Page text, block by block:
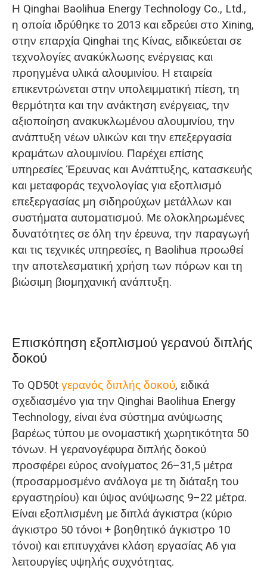
Η Qinghai Baolihua Energy Technology Co., Ltd.,
η οποία ιδρύθηκε το 2013 και εδρεύει στο Xining,
στην επαρχία Qinghai της Κίνας, ειδικεύεται σε
τεχνολογίες ανακύκλωσης ενέργειας και
προηγμένα υλικά αλουμινίου. Η εταιρεία
επικεντρώνεται στην υπολειμματική πίεση, τη
θερμότητα και την ανάκτηση ενέργειας, την
αξιοποίηση ανακυκλωμένου αλουμινίου, την
ανάπτυξη νέων υλικών και την επεξεργασία
κραμάτων αλουμινίου. Παρέχει επίσης
υπηρεσίες Έρευνας και Ανάπτυξης, κατασκευής
και μεταφοράς τεχνολογίας για εξοπλισμό
επεξεργασίας μη σιδηρούχων μετάλλων και
συστήματα αυτοματισμού. Με ολοκληρωμένες
δυνατότητες σε όλη την έρευνα, την παραγωγή
και τις τεχνικές υπηρεσίες, η Baolihua προωθεί
την αποτελεσματική χρήση των πόρων και τη
βιώσιμη βιομηχανική ανάπτυξη.
Επισκόπηση εξοπλισμού γερανού διπλής
δοκού
Το QD50tγερανός διπλής δοκού, ειδικά
σχεδιασμένο για την Qinghai Baolihua Energy
Technology, είναι ένα σύστημα ανύψωσης
βαρέως τύπου με ονομαστική χωρητικότητα 50
τόνων. Η γερανογέφυρα διπλής δοκού
προσφέρει εύρος ανοίγματος 26–31,5 μέτρα
(προσαρμοσμένο ανάλογα με τη διάταξη του
εργαστηρίου) και ύψος ανύψωσης 9–22 μέτρα.
Είναι εξοπλισμένη με διπλά άγκιστρα (κύριο
άγκιστρο 50 τόνοι + βοηθητικό άγκιστρο 10
τόνοι) και επιτυγχάνει κλάση εργασίας A6 για
λειτουργίες υψηλής συχνότητας.